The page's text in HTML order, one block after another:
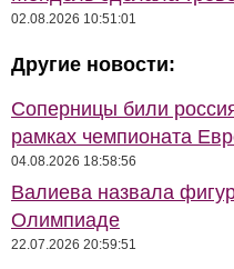
02.08.2026 10:51:01
Другие новости:
Соперницы били
рамках чемпионата
04.08.2026 18:58:56
Валиева назвала
Олимпиаде
22.07.2026 20:59:51